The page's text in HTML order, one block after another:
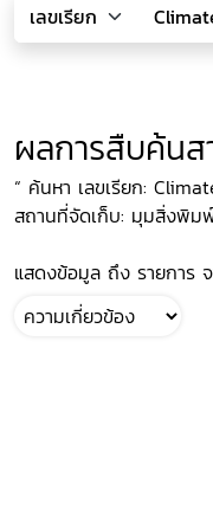
ผลการสืบค้นส
“ ค้นหา เลขเรียก:
สถานที่จัดเก็บ: มุมสิ่งพิม
แสดงข้อมูล ถึง รายการ